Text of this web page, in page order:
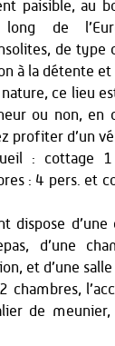
paisible, au
de
de type
à la détente et
ce lieu
ou non, en
profiter d’un
: cottage
: 4 pers. et
dispose d’une
d’une
et d’une salle
chambres,
de